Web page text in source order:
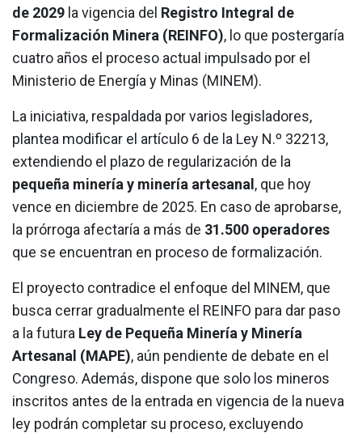
de 2029 la vigencia del Registro Integral de
Formalización Minera (REINFO), lo que postergaría
cuatro años el proceso actual impulsado por el
Ministerio de Energía y Minas (MINEM).
La iniciativa, respaldada por varios legisladores,
plantea modificar el artículo 6 de la Ley N.º 32213,
extendiendo el plazo de regularización de la
pequeña minería y minería artesanal , que hoy
vence en diciembre de 2025. En caso de aprobarse,
la prórroga afectaría a más de 31.500 operadores
que se encuentran en proceso de formalización.
El proyecto contradice el enfoque del MINEM, que
busca cerrar gradualmente el REINFO para dar paso
a la futura Ley de Pequeña Minería y Minería
Artesanal (MAPE), aún pendiente de debate en el
Congreso. Además, dispone que solo los mineros
inscritos antes de la entrada en vigencia de la nueva
ley podrán completar su proceso, excluyendo